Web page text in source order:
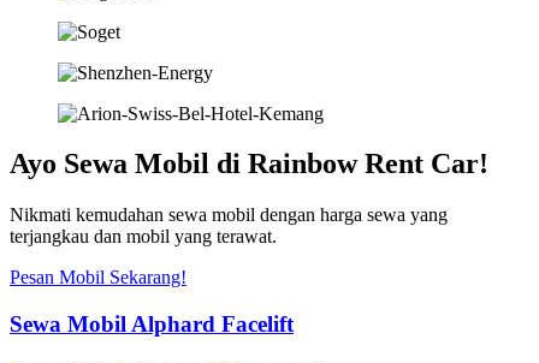
Ayo Sewa Mobil di Rainbow Rent Car!
Nikmati kemudahan sewa mobil dengan harga sewa yang
terjangkau dan mobil yang terawat.
Pesan Mobil Sekarang!
Sewa Mobil Alphard Facelift